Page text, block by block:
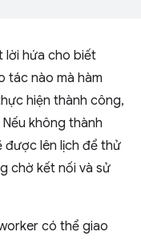
lời hứa cho biết
tác nào mà hàm
hiện thành công,
không thành
được lên lịch để thử
chờ kết nối và sử
có thể giao